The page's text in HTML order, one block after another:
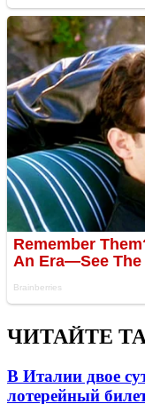
ЧИТАЙТЕ
В Италии двое
лотерейный